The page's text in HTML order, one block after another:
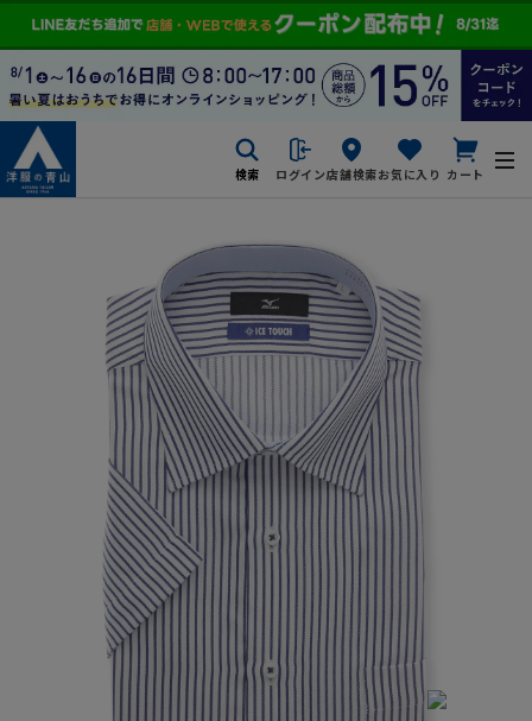
検索 ログイン店舗検索お気に入り カート